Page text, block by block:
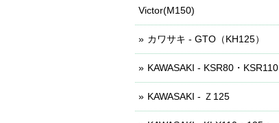
Victor(M150)
カワサキ - GTO（KH125）
KAWASAKI - KSR80・KSR110
KAWASAKI - Ｚ125